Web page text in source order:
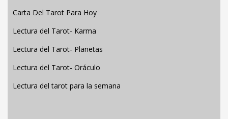
Carta Del Tarot Para Hoy
Lectura del Tarot- Karma
Lectura del Tarot- Planetas
Lectura del Tarot- Oráculo
Lectura del tarot para la semana